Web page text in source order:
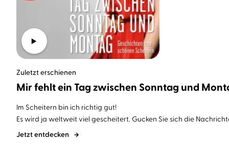
Zuletzt erschienen
Mir fehlt ein Tag zwischen Sonntag und
Im Scheitern bin ich richtig gut!
Es wird ja weltweit viel gescheitert. Gucken Sie sich die
Jetzt entdecken